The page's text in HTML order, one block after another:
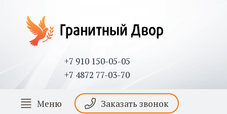
+7 910 150-05-05
+7 4872 77-03-70
Меню Заказать звонок